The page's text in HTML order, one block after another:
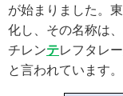
が始まりました。
化し、その名称は
チレンテレフタレー
と言われています。